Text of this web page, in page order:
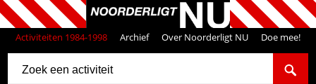
Activiteiten 1984-1998 Archief Over Noorderligt NU Doe mee!